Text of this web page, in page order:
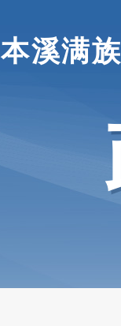
本溪满